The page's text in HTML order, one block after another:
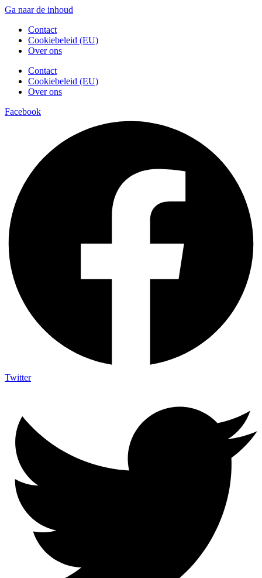
Ga naar de inhoud
Contact
Cookiebeleid (EU)
Over ons
Contact
Cookiebeleid (EU)
Over ons
Facebook
Twitter